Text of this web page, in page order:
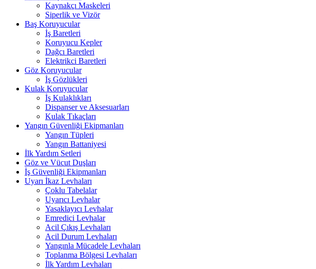
Kaynakçı Maskeleri
Siperlik ve Vizör
Baş Koruyucular
İş Baretleri
Koruyucu Kepler
Dağcı Baretleri
Elektrikci Baretleri
Göz Koruyucular
İş Gözlükleri
Kulak Koruyucular
İş Kulaklıkları
Dispanser ve Aksesuarları
Kulak Tıkaçları
Yangın Güvenliği Ekipmanları
Yangın Tüpleri
Yangın Battaniyesi
İlk Yardım Setleri
Göz ve Vücut Duşları
İş Güvenliği Ekipmanları
Uyarı İkaz Levhaları
Çoklu Tabelalar
Uyarıcı Levhalar
Yasaklayıcı Levhalar
Emredici Levhalar
Acil Çıkış Levhaları
Acil Durum Levhaları
Yangınla Mücadele Levhaları
Toplanma Bölgesi Levhaları
İlk Yardım Levhaları